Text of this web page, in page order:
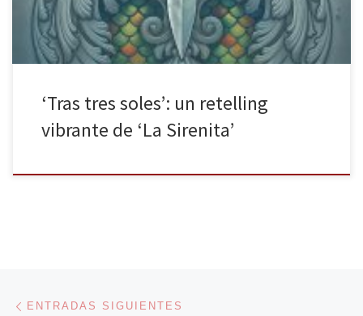
‘Tras tres soles’: un retelling
vibrante de ‘La Sirenita’
Navegación de entradas
ENTRADAS SIGUIENTES